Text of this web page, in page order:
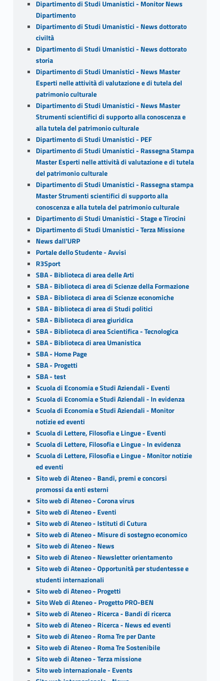
Dipartimento di Studi Umanistici - Monitor News
Dipartimento
Dipartimento di Studi Umanistici - News dottorato
civiltà
Dipartimento di Studi Umanistici - News dottorato
storia
Dipartimento di Studi Umanistici - News Master
Esperti nelle attività di valutazione e di tutela del
patrimonio culturale
Dipartimento di Studi Umanistici - News Master
Strumenti scientifici di supporto alla conoscenza e
alla tutela del patrimonio culturale
Dipartimento di Studi Umanistici - PEF
Dipartimento di Studi Umanistici - Rassegna Stampa
Master Esperti nelle attività di valutazione e di tutela
del patrimonio culturale
Dipartimento di Studi Umanistici - Rassegna stampa
Master Strumenti scientifici di supporto alla
conoscenza e alla tutela del patrimonio culturale
Dipartimento di Studi Umanistici - Stage e Tirocini
Dipartimento di Studi Umanistici - Terza Missione
News dall'URP
Portale dello Studente - Avvisi
R3Sport
SBA - Biblioteca di area delle Arti
SBA - Biblioteca di area di Scienze della Formazione
SBA - Biblioteca di area di Scienze economiche
SBA - Biblioteca di area di Studi politici
SBA - Biblioteca di area giuridica
SBA - Biblioteca di area Scientifica - Tecnologica
SBA - Biblioteca di area Umanistica
SBA - Home Page
SBA - Progetti
SBA - test
Scuola di Economia e Studi Aziendali - Eventi
Scuola di Economia e Studi Aziendali - In evidenza
Scuola di Economia e Studi Aziendali - Monitor
notizie ed eventi
Scuola di Lettere, Filosofia e Lingue - Eventi
Scuola di Lettere, Filosofia e Lingue - In evidenza
Scuola di Lettere, Filosofia e Lingue - Monitor notizie
ed eventi
Sito web di Ateneo - Bandi, premi e concorsi
promossi da enti esterni
Sito web di Ateneo - Corona virus
Sito web di Ateneo - Eventi
Sito web di Ateneo - Istituti di Cutura
Sito web di Ateneo - Misure di sostegno economico
Sito web di Ateneo - News
Sito web di Ateneo - Newsletter orientamento
Sito web di Ateneo - Opportunità per studentesse e
studenti internazionali
Sito web di Ateneo - Progetti
Sito Web di Ateneo - Progetto PRO-BEN
Sito web di Ateneo - Ricerca - Bandi di ricerca
Sito web di Ateneo - Ricerca - News ed eventi
Sito web di Ateneo - Roma Tre per Dante
Sito web di Ateneo - Roma Tre Sostenibile
Sito web di Ateneo - Terza missione
Sito web internazionale - Events